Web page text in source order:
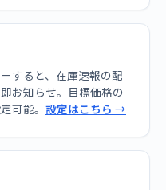
すると、在庫速報の配
お知らせ。目標価格の
可能。 設定はこちら →